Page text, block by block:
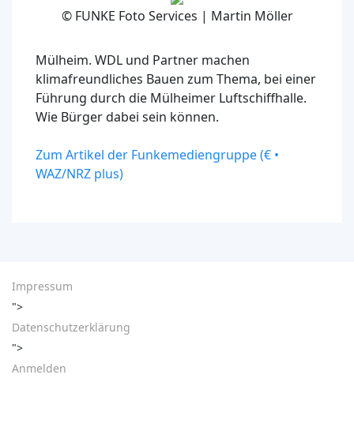
© FUNKE Foto Services | Martin Möller
Mülheim. WDL und Partner machen
klimafreundliches Bauen zum Thema, bei einer
Führung durch die Mülheimer Luftschiffhalle.
Wie Bürger dabei sein können.
Zum Artikel der Funkemediengruppe (€ •
WAZ/NRZ plus)
Impressum
">
Datenschutzerklärung
">
Anmelden